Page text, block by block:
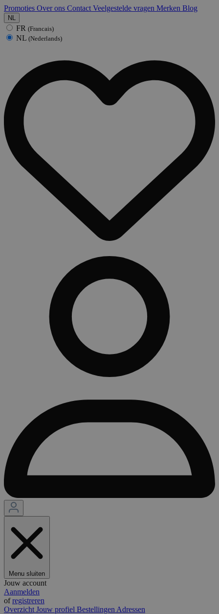
Promoties Over ons Contact Veelgestelde vragen Merken Blog
NL
FR (Francais)
NL (Nederlands)
Menu sluiten
Jouw account
Aanmelden
ofregistreren
Overzicht Jouw profiel Bestellingen Adressen